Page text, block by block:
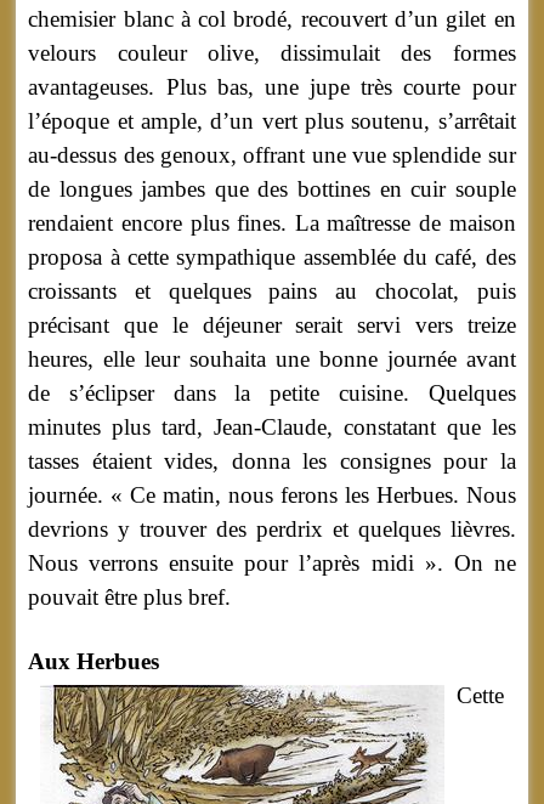
chemisier blanc à col brodé, recouvert d’un gilet en
velours couleur olive, dissimulait des formes
avantageuses. Plus bas, une jupe très courte pour
l’époque et ample, d’un vert plus soutenu, s’arrêtait
au-dessus des genoux, offrant une vue splendide sur
de longues jambes que des bottines en cuir souple
rendaient encore plus fines. La maîtresse de maison
proposa à cette sympathique assemblée du café, des
croissants et quelques pains au chocolat, puis
précisant que le déjeuner serait servi vers treize
heures, elle leur souhaita une bonne journée avant
de s’éclipser dans la petite cuisine. Quelques
minutes plus tard, Jean-Claude, constatant que les
tasses étaient vides, donna les consignes pour la
journée. « Ce matin, nous ferons les Herbues. Nous
devrions y trouver des perdrix et quelques lièvres.
Nous verrons ensuite pour l’après midi ». On ne
pouvait être plus bref.
Aux Herbues
Cette